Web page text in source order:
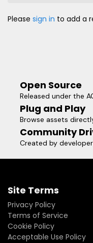
Please sign in to add a
Open Source
Released under the
Plug and Play
Browse assets
Community
Created by
Site Terms
Privacy Policy
Terms of Service
Cookie Policy
Acceptable Use Policy